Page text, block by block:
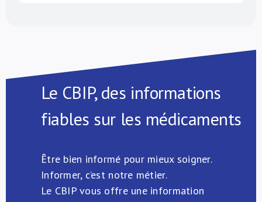
Le CBIP, des informations
fiables sur les médicaments
Être bien informé pour mieux soigner.
Informer, c’est notre métier.
Le CBIP vous offre une information